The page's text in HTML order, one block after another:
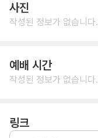
사진
작성된 정보가 없습니다.
예배 시간
작성된 정보가 없습니다.
링크